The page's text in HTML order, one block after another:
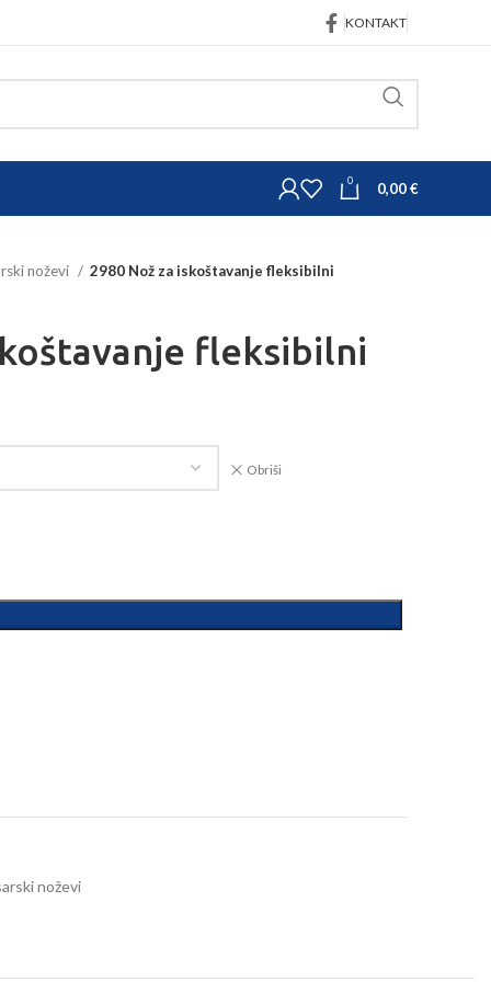
KONTAKT
0 0,00€
noževi 2980 Nož za iskoštavanje fleksibilni
fleksibilni
Obriši
noževi